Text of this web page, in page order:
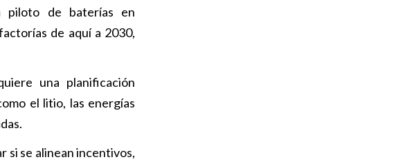
piloto de baterías en
de aquí a 2030,
una planificación
el litio, las energías
si se alinean incentivos,